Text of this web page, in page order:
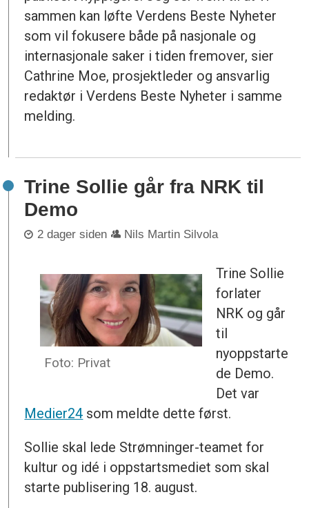
sammen kan løfte Verdens Beste Nyheter
som vil fokusere både på nasjonale og
internasjonale saker i tiden fremover, sier
Cathrine Moe, prosjektleder og ansvarlig
redaktør i Verdens Beste Nyheter i samme
melding.
Trine Sollie går fra NRK til
Demo
2 dager siden Nils Martin Silvola
Foto: Privat
Trine Sollie
forlater
NRK og går
til
nyoppstarte
de Demo.
Det var
Medier24 som meldte dette først.
Sollie skal lede Strømninger-teamet for
kultur og idé i oppstartsmediet som skal
starte publisering 18. august.